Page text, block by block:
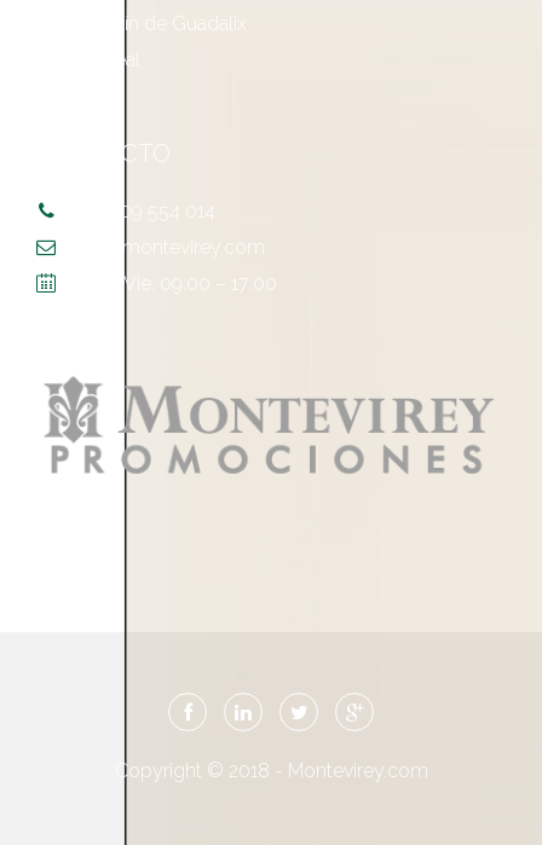
San Agustín de Guadalix
Ciudad Real
CONTACTO
+34 609 554 014
info@montevirey.com
Lun. – Vie. 09:00 – 17:00
Copyright © 2018 - Montevirey.com